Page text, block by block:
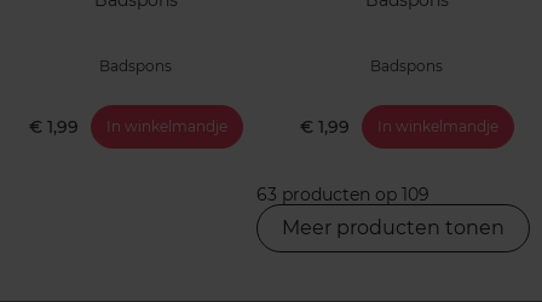
Badspons
€ 1,99 In winkelmandje
Badspons
€ 1,99 In winkelmandje
63 producten op 109
Meer producten tonen